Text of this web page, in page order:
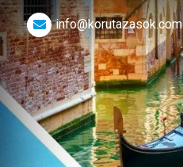
info@korutazasok.com